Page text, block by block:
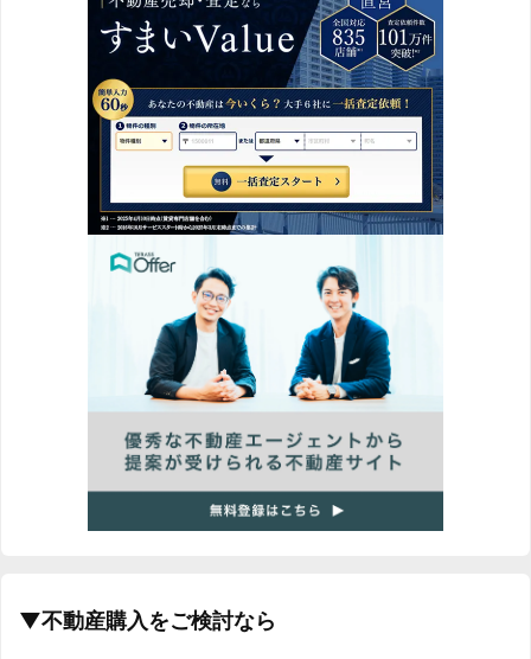
▼不動産購入をご検討なら